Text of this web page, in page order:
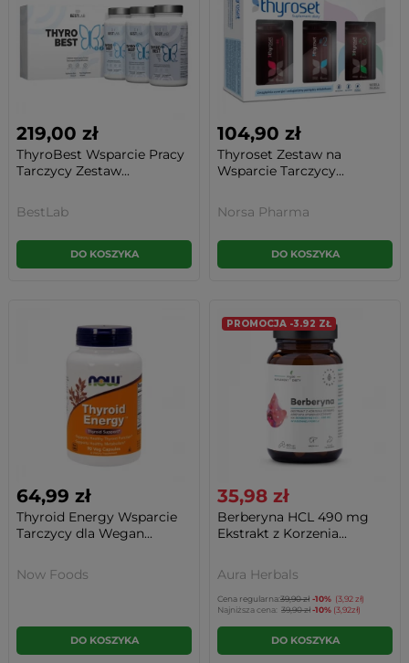
219,00 zł
ThyroBest Wsparcie Pracy
Tarczycy Zestaw...
BestLab
DO KOSZYKA
104,90 zł
Thyroset Zestaw na
Wsparcie Tarczycy...
Norsa Pharma
DO KOSZYKA
64,99 zł
Thyroid Energy Wsparcie
Tarczycy dla Wegan...
Now Foods
DO KOSZYKA
PROMOCJA -3.92 ZŁ
35,98 zł
Berberyna HCL 490 mg
Ekstrakt z Korzenia...
Aura Herbals
Cena regularna:39,90 zł -10% (3,92 zł)
Najniższa cena: 39,90 zł-10% (3,92zł)
DO KOSZYKA